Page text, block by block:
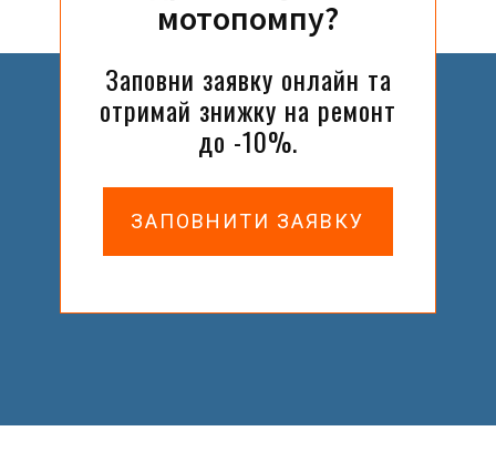
мотопомпу?
Заповни заявку онлайн та
отримай знижку на ремонт
до -10%.
ЗАПОВНИТИ ЗАЯВКУ